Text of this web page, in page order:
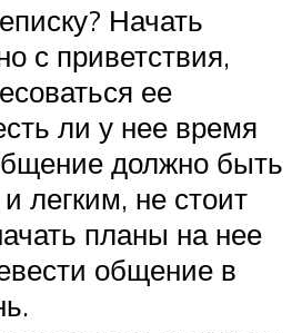
Начать
с приветствия,
ее
ли у нее время
должно быть
легким, не стоит
планы на нее
общение в